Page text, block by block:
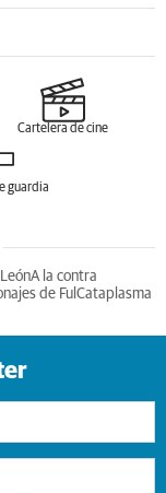
Cartelera de cine
guardia
A la contra
de Ful Cataplasma